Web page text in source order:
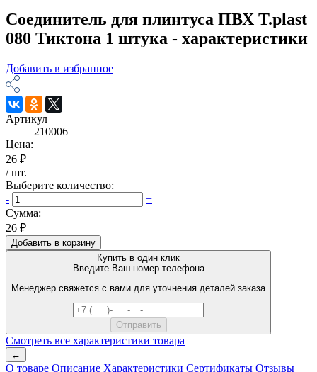
Соединитель для плинтуса ПВХ T.plast
080 Тиктона 1 штука - характеристики
Добавить в избранное
Артикул
210006
Цена:
26 ₽
/шт.
Выберите количество:
-
+
Сумма:
26 ₽
Добавить в корзину
Купить в один клик
Введите Ваш номер телефона
Менеджер свяжется с вами для уточнения деталей заказа
Смотреть все характеристики товара
←
О товаре Описание Характеристики Сертификаты Отзывы